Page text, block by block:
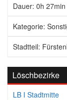
Dauer: 0h 27min
Kategorie:
Stadtteil:
Löschbezirke
LB I Stadtmitte